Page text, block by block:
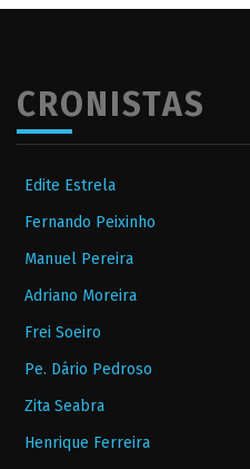
CRONISTAS
Edite Estrela
Fernando Peixinho
Manuel Pereira
Adriano Moreira
Frei Soeiro
Pe. Dário Pedroso
Zita Seabra
Henrique Ferreira